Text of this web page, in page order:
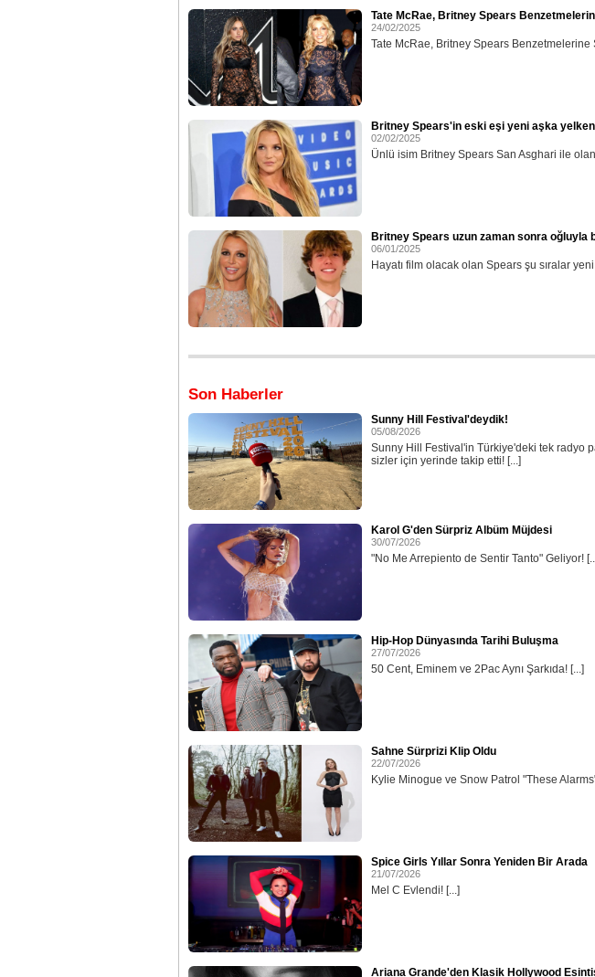
Tate McRae, Britney Spears
24/02/2025
Tate McRae, Britney Spears Benzetmelerine
Britney Spears'in eski eşi yeni aşka yelken
02/02/2025
Ünlü isim Britney Spears San Asghari ile
Britney Spears uzun zaman sonra oğluyla
06/01/2025
Hayatı film olacak olan Spears şu sıralar
Son Haberler
Sunny Hill Festival'deydik!
05/08/2026
Sunny Hill Festival'in Türkiye'deki tek radyo
sizler için yerinde takip etti! [...]
Karol G'den Sürpriz Albüm Müjdesi
30/07/2026
"No Me Arrepiento de Sentir Tanto" Geliyor!
Hip-Hop Dünyasında Tarihi Buluşma
27/07/2026
50 Cent, Eminem ve 2Pac Aynı Şarkıda! [...]
Sahne Sürprizi Klip Oldu
22/07/2026
Kylie Minogue ve Snow Patrol "These
Spice Girls Yıllar Sonra Yeniden Bir Arada
21/07/2026
Mel C Evlendi! [...]
Ariana Grande'den Klasik Hollywood